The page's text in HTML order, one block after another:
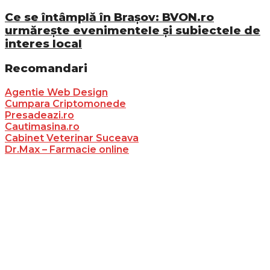
Ce se întâmplă în Brașov: BVON.ro
urmărește evenimentele și subiectele de
interes local
Recomandari
Agentie Web Design
Cumpara Criptomonede
Presadeazi.ro
Cautimasina.ro
Cabinet Veterinar Suceava
Dr.Max – Farmacie online